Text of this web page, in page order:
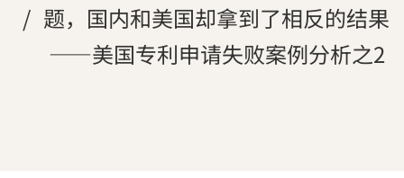
题，国内和美国却拿到了相反的结果
——美国专利申请失败案例分析之2